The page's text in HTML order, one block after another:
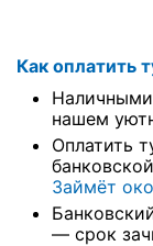
Как оплатить
нашем
Оплатить
Займёт
— срок